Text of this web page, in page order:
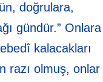
doğrulara,
gündür.” Onlara
kalacakları
razı olmuş, onlar